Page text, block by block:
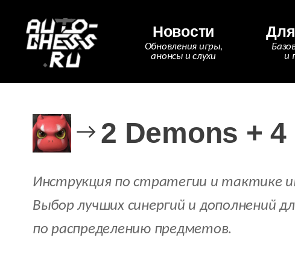
Новости
Обновления игры,
анонсы и слухи
и
→ 2 Demons +
Инструкция по стратегии и тактике
Выбор лучших синергий и дополнений
по распределению предметов.